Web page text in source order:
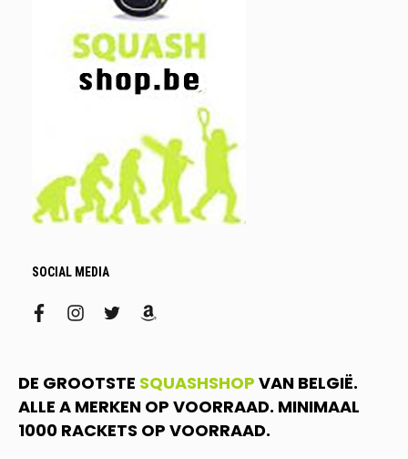
SOCIAL MEDIA
facebookinstagram
twitteramazon
DE GROOTSTE SQUASHSHOP VAN BELGIË.
ALLE A MERKEN OP VOORRAAD. MINIMAAL
1000 RACKETS OP VOORRAAD.